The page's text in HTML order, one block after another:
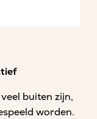
buiten zijn,
worden.